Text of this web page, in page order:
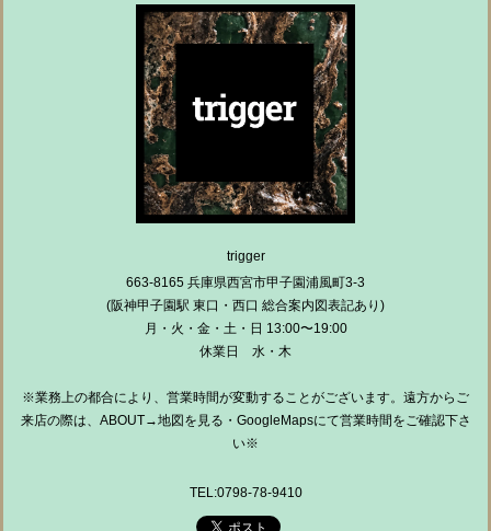
trigger
663-8165 兵庫県西宮市甲子園浦風町3-3
(阪神甲子園駅 東口・西口 総合案内図表記あり)
月・火・金・土・日 13:00〜19:00
休業日 水・木
※業務上の都合により、営業時間が変動することがございます。遠方からご
来店の際は、ABOUT→地図を見る・GoogleMapsにて営業時間をご確認下さ
い※
TEL:0798-78-9410